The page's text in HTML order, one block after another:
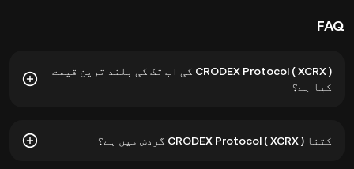
FAQ
CRODEX Protocol ( XCRX ) کی اب تک کی بلند ترین قیمت
کیا ہے؟
$0.05861 ہے۔ XCRX کی موجودہ قیمت اس کی اب تک کی بلند
کتنا CRODEX Protocol ( XCRX ) گردش میں ہے؟